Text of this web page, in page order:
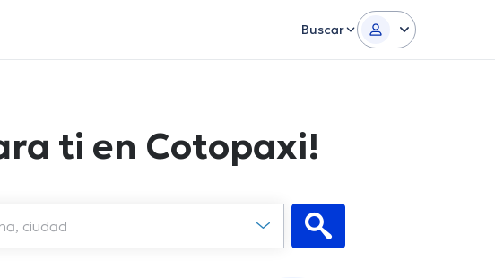
Buscar
ti en Cotopaxi!